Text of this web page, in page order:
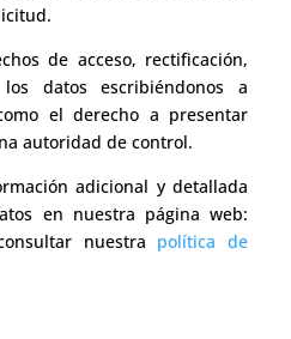
de acceso, rectificación,
datos escribiéndonos a
el derecho a presentar
autoridad de control.
adicional y detallada
en nuestra página web:
nuestra política de